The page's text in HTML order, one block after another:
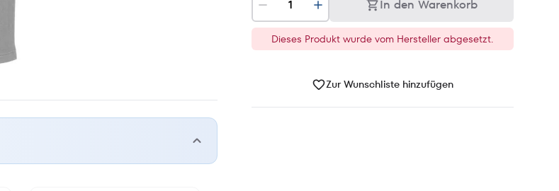
In den Warenkorb
Dieses Produkt wurde vom Hersteller abgesetzt.
Zur Wunschliste hinzufügen